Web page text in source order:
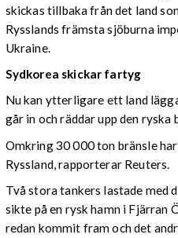
skickas tillbaka från det land
Rysslands främsta sjöburna
Ukraine.
Sydkorea skickar fartyg
Nu kan ytterligare ett land
går in och räddar upp den ryska
Omkring 30 000 ton bränsle
Ryssland, rapporterar Reuters.
Två stora tankers lastade med
sikte på en rysk hamn i Fjärran
redan kommit fram och det